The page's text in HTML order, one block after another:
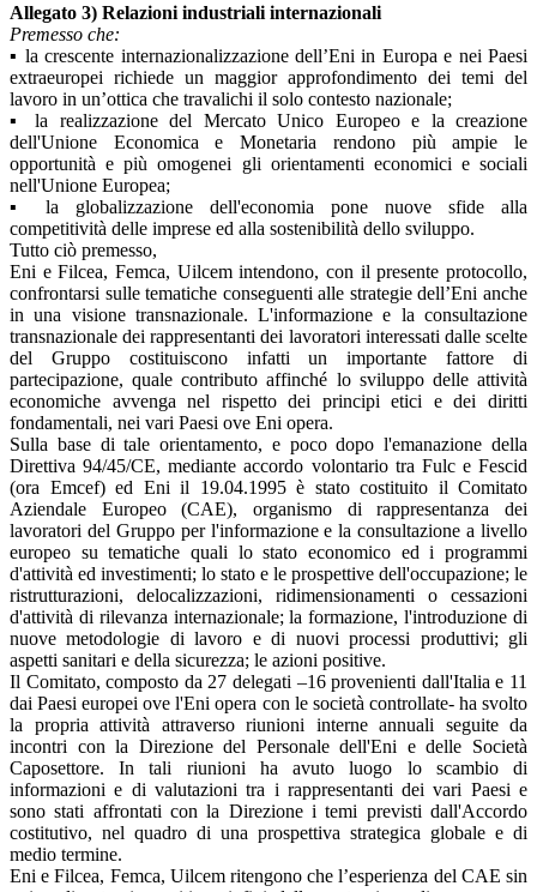
Allegato 3) Relazioni industriali internazionali
Premesso che:
▪ la crescente internazionalizzazione dell’Eni in Europa e nei Paesi
extraeuropei richiede un maggior approfondimento dei temi del
lavoro in un’ottica che travalichi il solo contesto nazionale;
▪
la realizzazione del Mercato Unico Europeo e la creazione
dell'Unione Economica e Monetaria rendono più ampie le
opportunità e più omogenei gli orientamenti economici e sociali
nell'Unione Europea;
▪
la globalizzazione dell'economia pone nuove sfide alla
competitività delle imprese ed alla sostenibilità dello sviluppo.
Tutto ciò premesso,
Eni e Filcea, Femca, Uilcem intendono, con il presente protocollo,
confrontarsi sulle tematiche conseguenti alle strategie dell’Eni anche
in una visione transnazionale. L'informazione e la consultazione
transnazionale dei rappresentanti dei lavoratori interessati dalle scelte
del Gruppo costituiscono infatti un importante fattore di
partecipazione, quale contributo affinché lo sviluppo delle attività
economiche avvenga nel rispetto dei principi etici e dei diritti
fondamentali, nei vari Paesi ove Eni opera.
Sulla base di tale orientamento, e poco dopo l'emanazione della
Direttiva 94/45/CE, mediante accordo volontario tra Fulc e Fescid
(ora Emcef) ed Eni il 19.04.1995 è stato costituito il Comitato
Aziendale Europeo (CAE), organismo di rappresentanza dei
lavoratori del Gruppo per l'informazione e la consultazione a livello
europeo su tematiche quali lo stato economico ed i programmi
d'attività ed investimenti; lo stato e le prospettive dell'occupazione; le
ristrutturazioni, delocalizzazioni, ridimensionamenti o cessazioni
d'attività di rilevanza internazionale; la formazione, l'introduzione di
nuove metodologie di lavoro e di nuovi processi produttivi; gli
aspetti sanitari e della sicurezza; le azioni positive.
Il Comitato, composto da 27 delegati –16 provenienti dall'Italia e 11
dai Paesi europei ove l'Eni opera con le società controllate- ha svolto
la propria attività attraverso riunioni interne annuali seguite da
incontri con la Direzione del Personale dell'Eni e delle Società
Caposettore. In tali riunioni ha avuto luogo lo scambio di
informazioni e di valutazioni tra i rappresentanti dei vari Paesi e
sono stati affrontati con la Direzione i temi previsti dall'Accordo
costitutivo, nel quadro di una prospettiva strategica globale e di
medio termine.
Eni e Filcea, Femca, Uilcem ritengono che l’esperienza del CAE sin